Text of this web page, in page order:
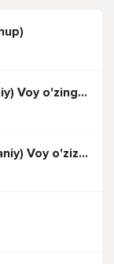
DUMBA 2 (Hoy o'zidan aylaniy) Voy o'zingdan o'rgilay
DUMBA 2 (Hoy o'zizidan aylaniy) Voy o'zizdan o'rgiliy